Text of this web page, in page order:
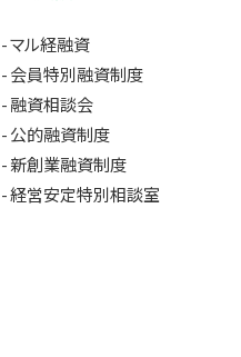
マル経融資
会員特別融資制度
融資相談会
公的融資制度
新創業融資制度
経営安定特別相談室